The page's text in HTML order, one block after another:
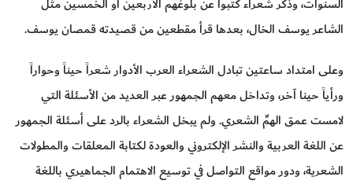
الشاعر يوسف الخال، بعدها قرأ مقطعين من قصيدته قمصان يوسف.
وعلى امتداد ساعتين تبادل الشعراء العرب الأدوار شعراً حيناً وحواراً
ورأياً حينا آخر، وتداخل معهم الجمهور عبر العديد من الأسئلة التي
لامست عمق الهمِّ الشعري. ولم يبخل الشعراء بالرد على أسئلة الجمهور
عن اللغة العربية والنشر الإلكتروني والعودة لكتابة المعلقات والمطولات
الشعرية، ودور مواقع التواصل في توسيع الاهتمام الجماهيري باللغة